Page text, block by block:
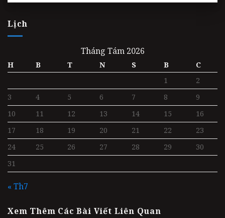
Lịch
Tháng Tám 2026
H B T N S B
C
1
2
3
4 5 6 7 8
9
10
11 12 13 14 15
16
17
18 19 20 21 22
23
24
25 26 27 28 29
30
31
« Th7
Xem Thêm Các Bài Viết Liên Quan